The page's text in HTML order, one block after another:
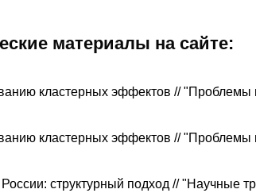
материалы на сайте:
кластерных эффектов // "Проблемы
кластерных эффектов // "Проблемы
структурный подход // "Научные